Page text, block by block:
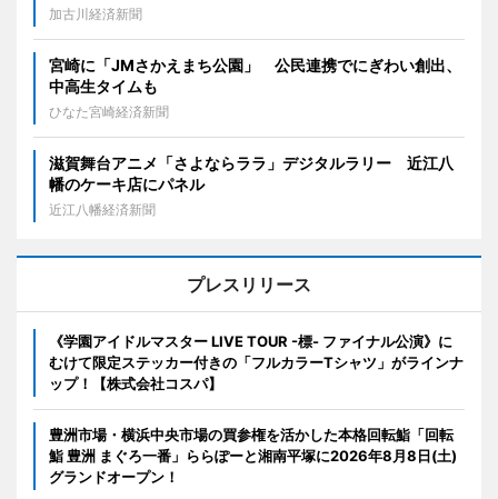
加古川経済新聞
宮崎に「JMさかえまち公園」 公民連携でにぎわい創出、
中高生タイムも
ひなた宮崎経済新聞
滋賀舞台アニメ「さよならララ」デジタルラリー 近江八
幡のケーキ店にパネル
近江八幡経済新聞
プレスリリース
《学園アイドルマスター LIVE TOUR -標- ファイナル公演》に
むけて限定ステッカー付きの「フルカラーTシャツ」がラインナ
ップ！【株式会社コスパ】
豊洲市場・横浜中央市場の買参権を活かした本格回転鮨「回転
鮨 豊洲 まぐろ一番」ららぽーと湘南平塚に2026年8月8日(土)
グランドオープン！